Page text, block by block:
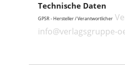
Technische Daten
GPSR - Hersteller / Verantwortlicher
info@verlagsgruppe-